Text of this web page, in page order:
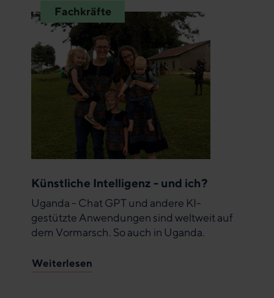
Fachkräfte
Künstliche Intelligenz - und ich?
Uganda - Chat GPT und andere KI-
gestützte Anwendungen sind weltweit auf
dem Vormarsch. So auch in Uganda.
Weiterlesen